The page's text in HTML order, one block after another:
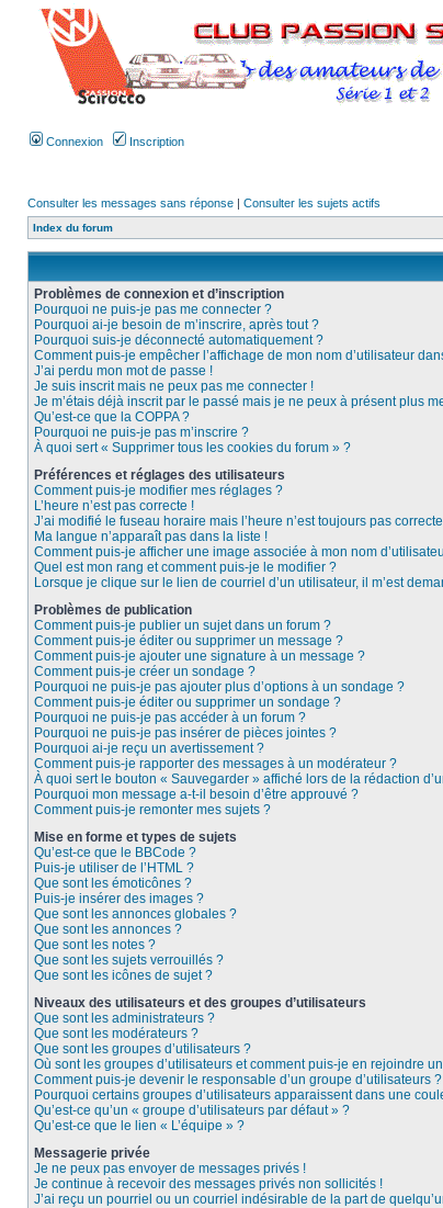
Connexion Inscription
Consulter les messages sans réponse | Consulter les sujets actifs
Index du forum
Problèmes de connexion et d’inscription
Pourquoi ne puis-je pas me connecter ?
Pourquoi ai-je besoin de m’inscrire, après tout ?
Pourquoi suis-je déconnecté automatiquement ?
Comment puis-je empêcher l’affichage de mon nom d’utilisateur
J’ai perdu mon mot de passe !
Je suis inscrit mais ne peux pas me connecter !
Je m’étais déjà inscrit par le passé mais je ne peux à présent plus
Qu’est-ce que la COPPA ?
Pourquoi ne puis-je pas m’inscrire ?
À quoi sert « Supprimer tous les cookies du forum » ?
Préférences et réglages des utilisateurs
Comment puis-je modifier mes réglages ?
L’heure n’est pas correcte !
J’ai modifié le fuseau horaire mais l’heure n’est toujours pas
Ma langue n’apparaît pas dans la liste !
Comment puis-je afficher une image associée à mon nom
Quel est mon rang et comment puis-je le modifier ?
Lorsque je clique sur le lien de courriel d’un utilisateur, il m’est
Problèmes de publication
Comment puis-je publier un sujet dans un forum ?
Comment puis-je éditer ou supprimer un message ?
Comment puis-je ajouter une signature à un message ?
Comment puis-je créer un sondage ?
Pourquoi ne puis-je pas ajouter plus d’options à un sondage ?
Comment puis-je éditer ou supprimer un sondage ?
Pourquoi ne puis-je pas accéder à un forum ?
Pourquoi ne puis-je pas insérer de pièces jointes ?
Pourquoi ai-je reçu un avertissement ?
Comment puis-je rapporter des messages à un modérateur ?
À quoi sert le bouton « Sauvegarder » affiché lors de la rédaction
Pourquoi mon message a-t-il besoin d’être approuvé ?
Comment puis-je remonter mes sujets ?
Mise en forme et types de sujets
Qu’est-ce que le BBCode ?
Puis-je utiliser de l’HTML ?
Que sont les émoticônes ?
Puis-je insérer des images ?
Que sont les annonces globales ?
Que sont les annonces ?
Que sont les notes ?
Que sont les sujets verrouillés ?
Que sont les icônes de sujet ?
Niveaux des utilisateurs et des groupes d’utilisateurs
Que sont les administrateurs ?
Que sont les modérateurs ?
Que sont les groupes d’utilisateurs ?
Où sont les groupes d’utilisateurs et comment puis-je en rejoindre
Comment puis-je devenir le responsable d’un groupe d’utilisateurs ?
Pourquoi certains groupes d’utilisateurs apparaissent dans une
Qu’est-ce qu’un « groupe d’utilisateurs par défaut » ?
Qu’est-ce que le lien « L’équipe » ?
Messagerie privée
Je ne peux pas envoyer de messages privés !
Je continue à recevoir des messages privés non sollicités !
J’ai reçu un pourriel ou un courriel indésirable de la part de